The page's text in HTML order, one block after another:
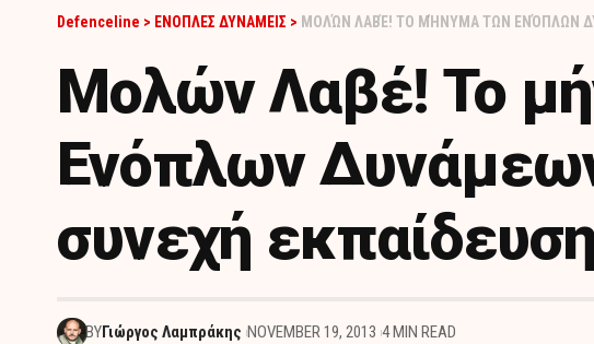
Defenceline > ΕΝΟΠΛΕΣ ΔΥΝΑΜΕΙΣ > ΜΟΛΏΝ ΛΑΒΈ! ΤΟ ΜΉΝΥΜΑ ΤΩΝ ΕΝΌΠΛΩΝ
Μολών Λαβέ! Το
Ενόπλων
συνεχή εκπαίδευση
BYΓιώργος Λαμπράκης NOVEMBER 19, 2013 4 MIN READ